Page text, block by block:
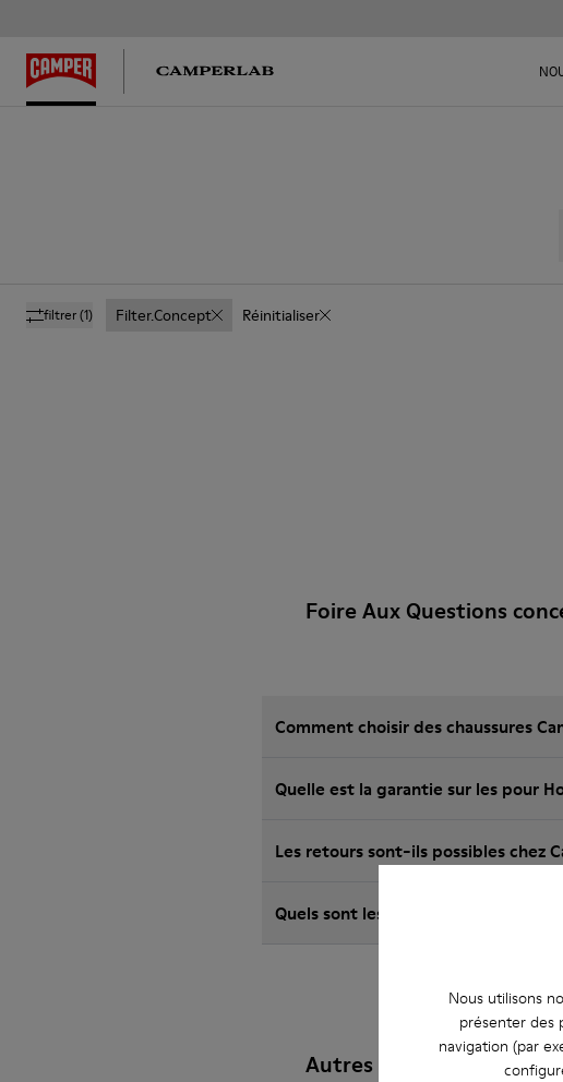
Nous utilisons
présenter des
navigation (par
filtrer(1) Filter.concept Réinitialiser
Foire Aux Questions
Comment choisir des chaussures
Quelle est
Les retours sont-ils possibles chez
Autres Catégories